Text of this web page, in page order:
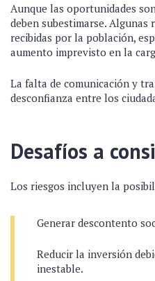
Aunque las oportunidades
deben subestimarse. Algunas
recibidas por la población,
aumento imprevisto en la
La falta de comunicación y
desconfianza entre los
Desafíos a
Los riesgos incluyen la
Generar descontento
Reducir la inversión
inestable.